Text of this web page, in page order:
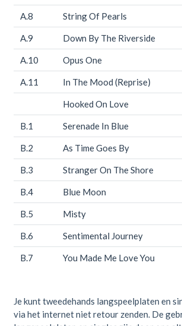
A.8 String Of Pearls
A.9 Down By The Riverside
A.10 Opus One
A.11 In The Mood (Reprise)
Hooked On Love
B.1 Serenade In Blue
B.2 As Time Goes By
B.3 Stranger On The Shore
B.4 Blue Moon
B.5 Misty
B.6 Sentimental Journey
B.7 You Made Me Love You
Je kunt tweedehands langspeelplaten en
via het internet niet retour zenden. De